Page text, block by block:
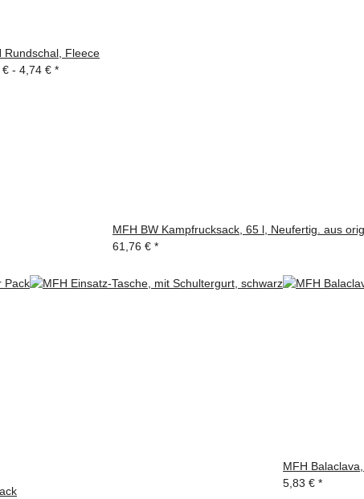
Rundschal, Fleece
- 4,74 € *
MFH BW Kampfrucksack, 65 l, Neufertig. aus
61,76 € *
MFH
5,83 € *